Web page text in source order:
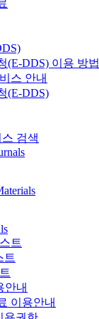
(E-DDS) 이용 방법
스 안내
(E-DDS)
검색
트
트
안내
이용안내